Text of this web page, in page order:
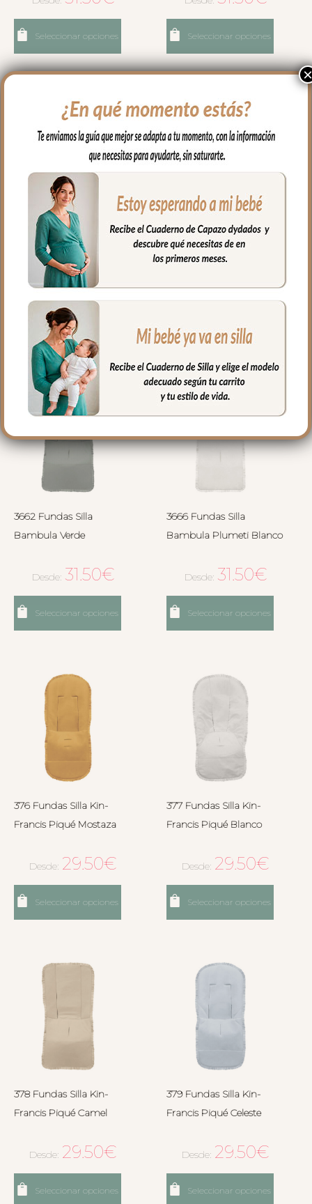
Seleccionar opciones Seleccionar opciones
3660 Fundas Silla
Bambula Maquillaje
Desde:31.50€
Seleccionar opciones
3661 Fundas Silla
Bambula Tostado
Desde:31.50€
3662 Fundas Silla
Bambula Verde
Desde: 31.50€
Seleccionar opciones
3666 Fundas Silla
Bambula Plumeti Blanco
Desde: 31.50€
Seleccionar opciones
376 Fundas Silla Kin-
Francis Piqué Mostaza
Desde: 29.50€
Seleccionar opciones
377 Fundas Silla Kin-
Francis Piqué Blanco
Desde: 29.50€
Seleccionar opciones
378 Fundas Silla Kin-
Francis Piqué Camel
Desde: 29.50€
Seleccionar opciones
379 Fundas Silla Kin-
Francis Piqué Celeste
Desde: 29.50€
Seleccionar opciones
×